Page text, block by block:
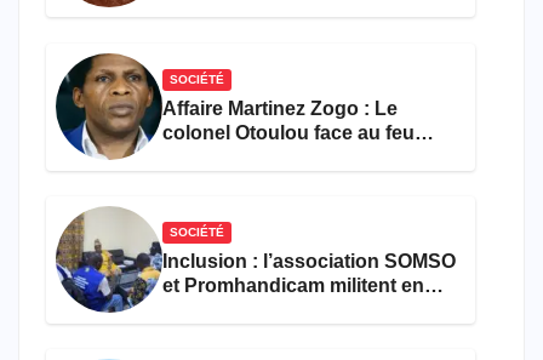
SOCIÉTÉ
Affaire Martinez Zogo : Le
colonel Otoulou face au feu
SOCIÉTÉ
Inclusion : l’association SOMSO
et Promhandicam militent en